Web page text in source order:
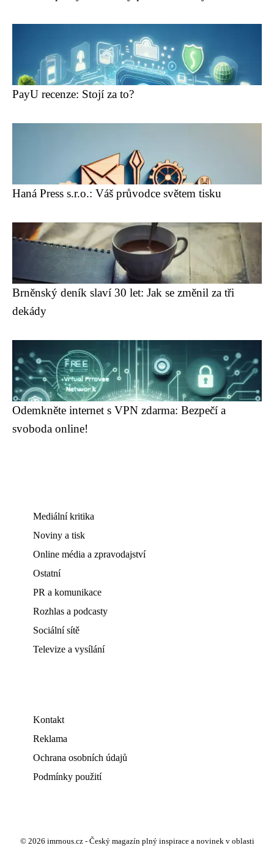
PayU recenze: Stojí za to?
Haná Press s.r.o.: Váš průvodce světem tisku
Brněnský deník slaví 30 let: Jak se změnil za tři
dekády
Odemkněte internet s VPN zdarma: Bezpečí a
svoboda online!
Mediální kritika
Noviny a tisk
Online média a zpravodajství
Ostatní
PR a komunikace
Rozhlas a podcasty
Sociální sítě
Televize a vysílání
Kontakt
Reklama
Ochrana osobních údajů
Podmínky použití
© 2026 imrnous.cz - Český magazín plný inspirace a novinek v oblasti